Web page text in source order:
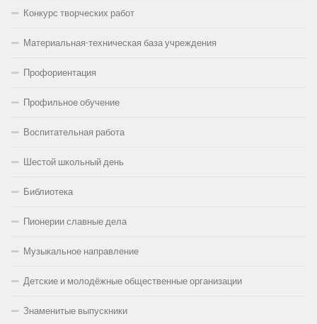
Конкурс творческих работ
Материальная-техническая база учреждения
Профориентация
Профильное обучение
Воспитательная работа
Шестой школьный день
Библиотека
Пионерии славные дела
Музыкальное направление
Детские и молодёжные общественные организации
Знаменитые выпускники